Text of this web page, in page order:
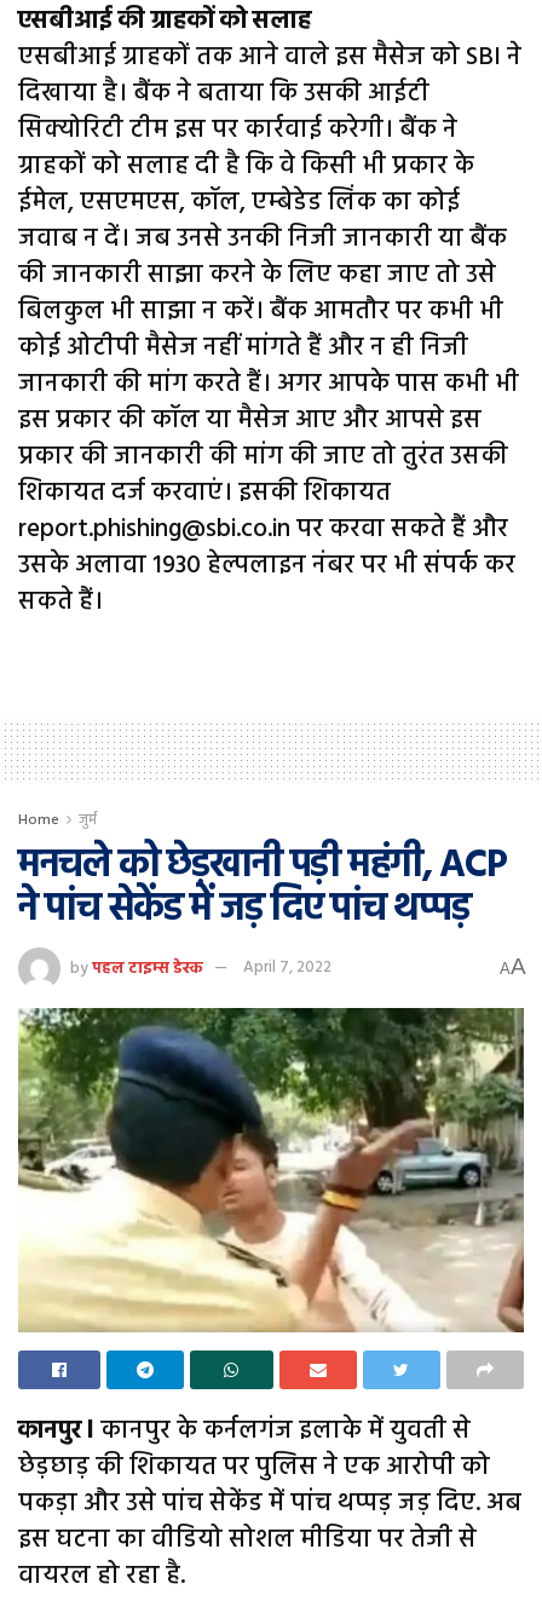
एसबीआई की ग्राहकों को सलाह
एसबीआई ग्राहकों तक आने वाले इस मैसेज को SBI ने
दिखाया है। बैंक ने बताया कि उसकी आईटी
सिक्योरिटी टीम इस पर कार्रवाई करेगी। बैंक ने
ग्राहकों को सलाह दी है कि वे किसी भी प्रकार के
ईमेल, एसएमएस, कॉल, एम्बेडेड लिंक का कोई
जवाब न दें। जब उनसे उनकी निजी जानकारी या बैंक
की जानकारी साझा करने के लिए कहा जाए तो उसे
बिलकुल भी साझा न करें। बैंक आमतौर पर कभी भी
कोई ओटीपी मैसेज नहीं मांगते हैं और न ही निजी
जानकारी की मांग करते हैं। अगर आपके पास कभी भी
इस प्रकार की कॉल या मैसेज आए और आपसे इस
प्रकार की जानकारी की मांग की जाए तो तुरंत उसकी
शिकायत दर्ज करवाएं। इसकी शिकायत
report.phishing@sbi.co.in पर करवा सकते हैं और
उसके अलावा 1930 हेल्पलाइन नंबर पर भी संपर्क कर
सकते हैं।
Home जुर्म
मनचले को छेड़खानी पड़ी महंगी, ACP
ने पांच सेकेंड में जड़ दिए पांच थप्पड़
byपहल टाइम्स डेस्क April 7, 2022 AA
कानपुर lकानपुर के कर्नलगंज इलाके में युवती से
छेड़छाड़ की शिकायत पर पुलिस ने एक आरोपी को
पकड़ा और उसे पांच सेकेंड में पांच थप्पड़ जड़ दिए. अब
इस घटना का वीडियो सोशल मीडिया पर तेजी से
वायरल हो रहा है.